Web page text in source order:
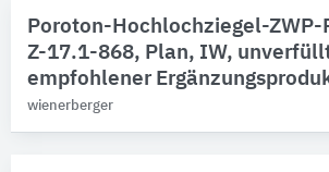
Poroton-Hochlochziegel-
Z-17.1-868, Plan, IW,
empfohlener
wienerberger